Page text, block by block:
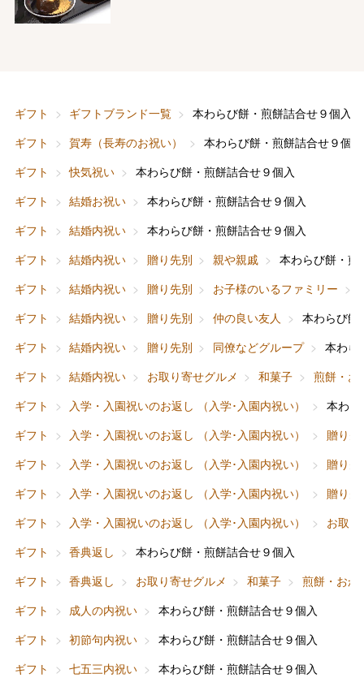
ギフト ギフトブランド一覧
本わらび餅・煎餅詰合せ９個入
ギフト
賀寿（長寿のお祝い）
本わらび餅・煎餅詰合せ９個入
ギフト
快気祝い
本わらび餅・煎餅詰合せ９個入
ギフト
結婚お祝い
本わらび餅・煎餅詰合せ９個入
ギフト
結婚内祝い
本わらび餅・煎餅詰合せ９個入
ギフト
結婚内祝い 贈り先別 親や親戚
本わらび餅・煎
ギフト
結婚内祝い 贈り先別 お子様のいるファミリー
ギフト
結婚内祝い 贈り先別 仲の良い友人
本わらび餅
ギフト
結婚内祝い 贈り先別 同僚などグループ
本わら
ギフト
結婚内祝い お取り寄せグルメ 和菓子
煎餅・お
ギフト
入学・入園祝いのお返し （入学･入園内祝い）
本わ
ギフト
入学・入園祝いのお返し （入学･入園内祝い）
贈り先
ギフト
入学・入園祝いのお返し （入学･入園内祝い）
贈り先
ギフト
入学・入園祝いのお返し （入学･入園内祝い）
贈り先
ギフト
入学・入園祝いのお返し （入学･入園内祝い）
お取
ギフト
香典返し
本わらび餅・煎餅詰合せ９個入
ギフト
香典返し お取り寄せグルメ 和菓子
煎餅・おか
ギフト
成人の内祝い
本わらび餅・煎餅詰合せ９個入
ギフト
初節句内祝い
本わらび餅・煎餅詰合せ９個入
ギフト
七五三内祝い
本わらび餅・煎餅詰合せ９個入